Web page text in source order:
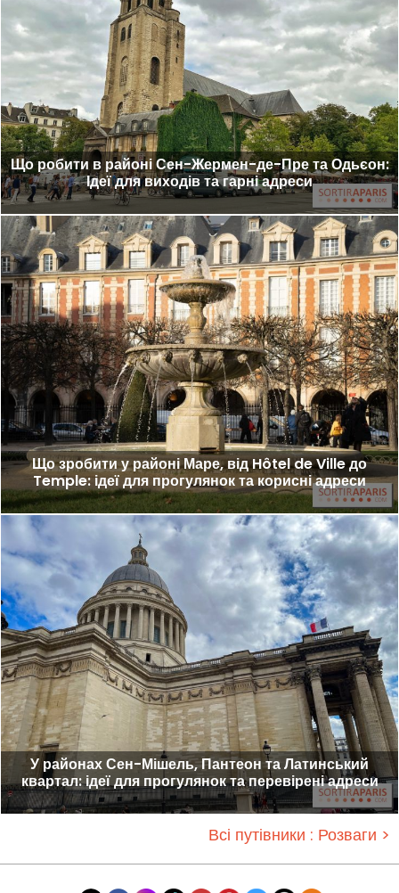
Що робити в районі Сен-Жермен-де-Пре та Одьєон:
Ідеї для виходів та гарні адреси
Що зробити у районі Маре, від Hôtel de Ville до
Temple: ідеї для прогулянок та корисні адреси
У районах Сен-Мішель, Пантеон та Латинський
квартал: ідеї для прогулянок та перевірені адреси
Всі путівники : Розваги >